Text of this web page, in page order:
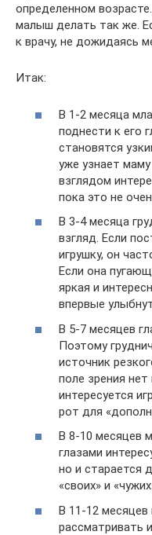
определенном
малыш делать так же.
к врачу, не дожидаясь
Итак:
В 1-2 месяца
поднести к его
становятся
уже узнает
взглядом
пока это не
В 3-4 месяца
взгляд. Если
игрушку, он
Если она
яркая и
впервые
В 5-7 месяцев
Поэтому
источник
поле зрения
интересуется
рот для
В 8-10 месяцев
глазами
но и старается
«своих» и
В 11-12
рассматривать